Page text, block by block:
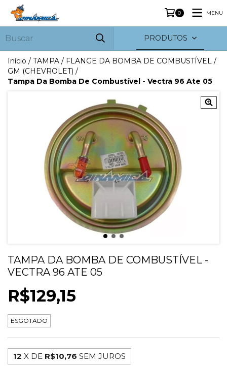
0 MENU
PRODUTOS
Início / TAMPA / FLANGE DA BOMBA DE COMBUSTÍVEL /
GM (CHEVROLET) /
Tampa Da Bomba De Combustível - Vectra 96 Ate 05
TAMPA DA BOMBA DE COMBUSTÍVEL -
VECTRA 96 ATE 05
R$129,15
ESGOTADO
12 X DE R$10,76 SEM JUROS